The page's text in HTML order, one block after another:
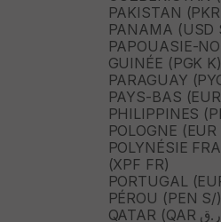
PAKISTAN
PANAMA (USD
PAPOUASIE-
GUINÉE (PGK K)
PARAGUAY
PAYS-BAS
PHILIPPINES
POLOGNE (EUR
POLYNÉSIE
(XPF FR)
PORTUGAL
PÉROU (PEN S/)